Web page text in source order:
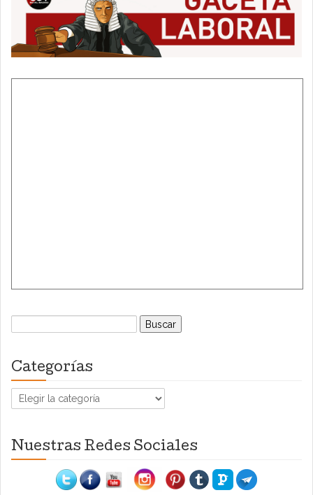
Buscar:
Categorías
Categorías
Nuestras Redes Sociales